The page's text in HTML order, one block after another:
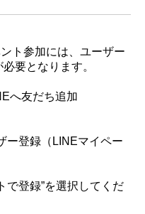
ト参加には、ユーザー
要となります。
へ友だち追加
ー登録（LINEマイペー
登録”を選択してくだ